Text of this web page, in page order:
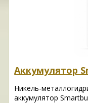
Аккумулятор
Никель-
аккумулятор